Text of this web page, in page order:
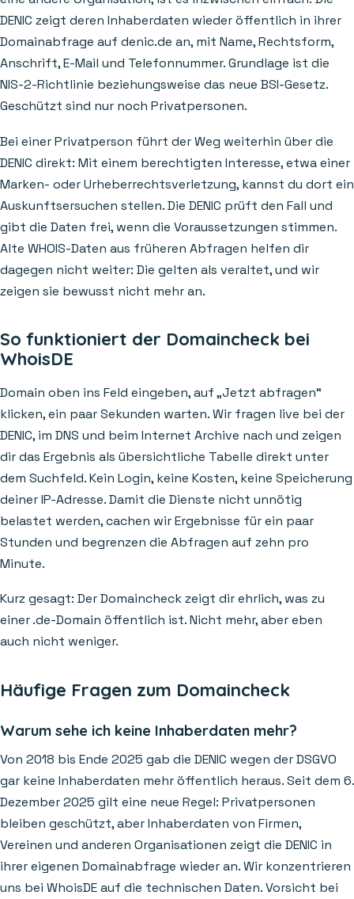
DENIC zeigt deren Inhaberdaten wieder öffentlich in ihrer
Domainabfrage auf denic.de an, mit Name, Rechtsform,
Anschrift, E-Mail und Telefonnummer. Grundlage ist die
NIS-2-Richtlinie beziehungsweise das neue BSI-Gesetz.
Geschützt sind nur noch Privatpersonen.
Bei einer Privatperson führt der Weg weiterhin über die
DENIC direkt: Mit einem berechtigten Interesse, etwa einer
Marken- oder Urheberrechtsverletzung, kannst du dort ein
Auskunftsersuchen stellen. Die DENIC prüft den Fall und
gibt die Daten frei, wenn die Voraussetzungen stimmen.
Alte WHOIS-Daten aus früheren Abfragen helfen dir
dagegen nicht weiter: Die gelten als veraltet, und wir
zeigen sie bewusst nicht mehr an.
So funktioniert der Domaincheck bei
WhoisDE
Domain oben ins Feld eingeben, auf „Jetzt abfragen“
klicken, ein paar Sekunden warten. Wir fragen live bei der
DENIC, im DNS und beim Internet Archive nach und zeigen
dir das Ergebnis als übersichtliche Tabelle direkt unter
dem Suchfeld. Kein Login, keine Kosten, keine Speicherung
deiner IP-Adresse. Damit die Dienste nicht unnötig
belastet werden, cachen wir Ergebnisse für ein paar
Stunden und begrenzen die Abfragen auf zehn pro
Minute.
Kurz gesagt: Der Domaincheck zeigt dir ehrlich, was zu
einer .de-Domain öffentlich ist. Nicht mehr, aber eben
auch nicht weniger.
Häufige Fragen zum Domaincheck
Warum sehe ich keine Inhaberdaten mehr?
Von 2018 bis Ende 2025 gab die DENIC wegen der DSGVO
gar keine Inhaberdaten mehr öffentlich heraus. Seit dem 6.
Dezember 2025 gilt eine neue Regel: Privatpersonen
bleiben geschützt, aber Inhaberdaten von Firmen,
Vereinen und anderen Organisationen zeigt die DENIC in
ihrer eigenen Domainabfrage wieder an. Wir konzentrieren
uns bei WhoisDE auf die technischen Daten. Vorsicht bei